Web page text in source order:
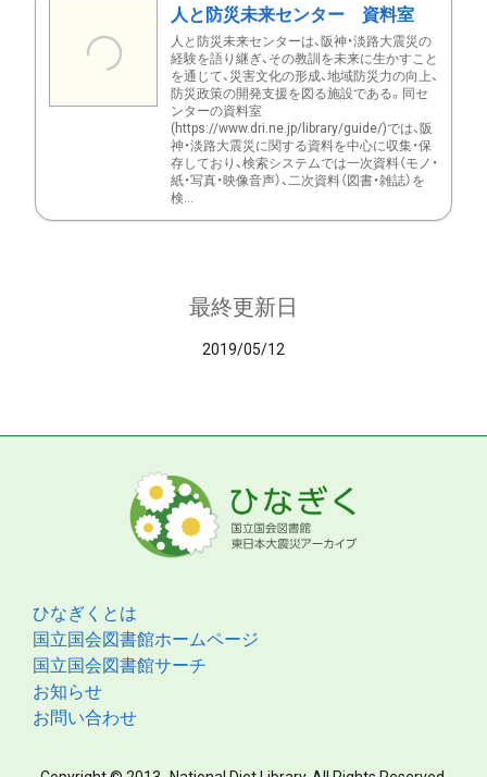
人と防災未来センター 資料室
人と防災未来センターは、阪神・淡路大震災の
経験を語り継ぎ、その教訓を未来に生かすこと
を通じて、災害文化の形成、地域防災力の向上、
防災政策の開発支援を図る施設である。同セ
ンターの資料室
(https://www.dri.ne.jp/library/guide/)では、阪
神・淡路大震災に関する資料を中心に収集・保
存しており、検索システムでは一次資料（モノ・
紙・写真・映像音声）、二次資料（図書・雑誌）を
検...
最終更新日
2019/05/12
ひなぎくとは
国立国会図書館ホームページ
国立国会図書館サーチ
お知らせ
お問い合わせ